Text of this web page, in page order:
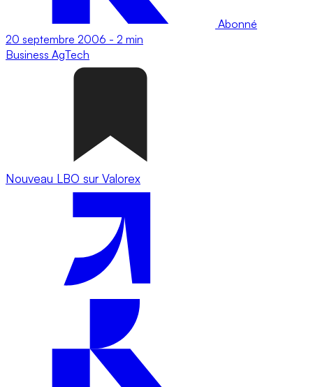
Abonné
20 septembre 2006 - 2 min
Business AgTech
Nouveau LBO sur Valorex